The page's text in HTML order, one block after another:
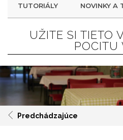
TUTORIÁLY NOVINKY A
UŽITE SI TIETO
POCITU
Predchádzajúce